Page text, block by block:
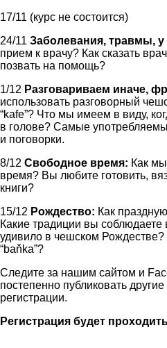
17/11 (курс не состоится)
24/11 Заболевания, травмы, у
прием к врачу? Как сказать
позвать на помощь?
1/12 Разговариваем иначе,
использовать разговорный
“kafe”? Что мы имеем в виду,
в голове? Самые
и поговорки.
8/12 Свободное время: Как
время? Вы любите готовить,
книги?
15/12 Рождество: Как
Какие традиции вы
удивило в чешском Рождестве?
“baňka”?
Следите за нашим сайтом и
постепенно публиковать
регистрации.
Регистрация будет